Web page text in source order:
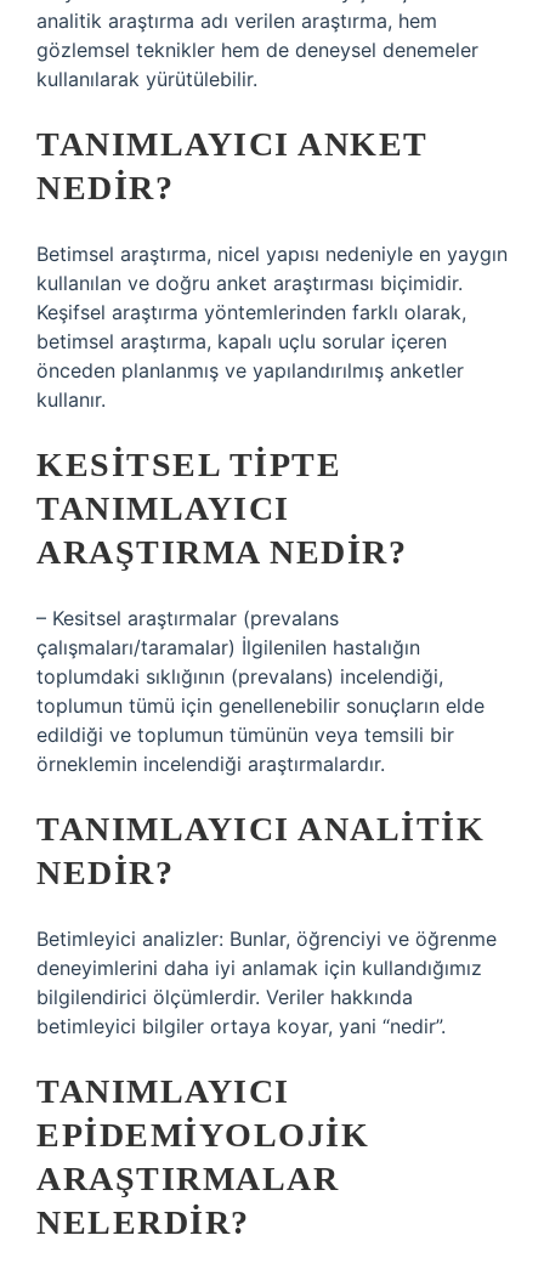
analitik araştırma adı verilen araştırma, hem
gözlemsel teknikler hem de deneysel denemeler
kullanılarak yürütülebilir.
TANIMLAYICI ANKET
NEDIR?
Betimsel araştırma, nicel yapısı nedeniyle en yaygın
kullanılan ve doğru anket araştırması biçimidir.
Keşifsel araştırma yöntemlerinden farklı olarak,
betimsel araştırma, kapalı uçlu sorular içeren
önceden planlanmış ve yapılandırılmış anketler
kullanır.
KESITSEL TIPTE
TANIMLAYICI
ARAŞTIRMA NEDIR?
– Kesitsel araştırmalar (prevalans
çalışmaları/taramalar) İlgilenilen hastalığın
toplumdaki sıklığının (prevalans) incelendiği,
toplumun tümü için genellenebilir sonuçların elde
edildiği ve toplumun tümünün veya temsili bir
örneklemin incelendiği araştırmalardır.
TANIMLAYICI ANALITIK
NEDIR?
Betimleyici analizler: Bunlar, öğrenciyi ve öğrenme
deneyimlerini daha iyi anlamak için kullandığımız
bilgilendirici ölçümlerdir. Veriler hakkında
betimleyici bilgiler ortaya koyar, yani “nedir”.
TANIMLAYICI
EPIDEMIYOLOJIK
ARAŞTIRMALAR
NELERDIR?